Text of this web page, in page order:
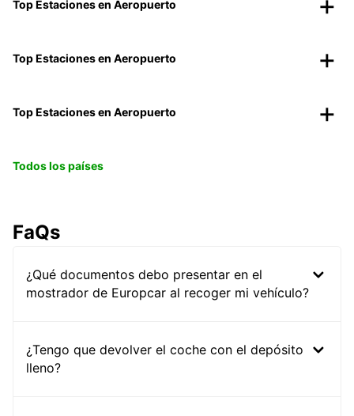
Top Estaciones en Aeropuerto
Top Estaciones en Aeropuerto
Top Estaciones en Aeropuerto
Todos los países
FaQs
¿Qué documentos debo presentar en el
mostrador de Europcar al recoger mi vehículo?
¿Tengo que devolver el coche con el depósito
lleno?